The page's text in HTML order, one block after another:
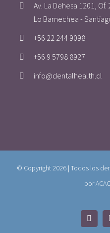
Av. La Dehesa 1201,
Lo Barnechea -
+56 22 244 9098
+56 9 5798 8927
info@dentalhealth.cl
©️ Copyright2026 | Todos los
por